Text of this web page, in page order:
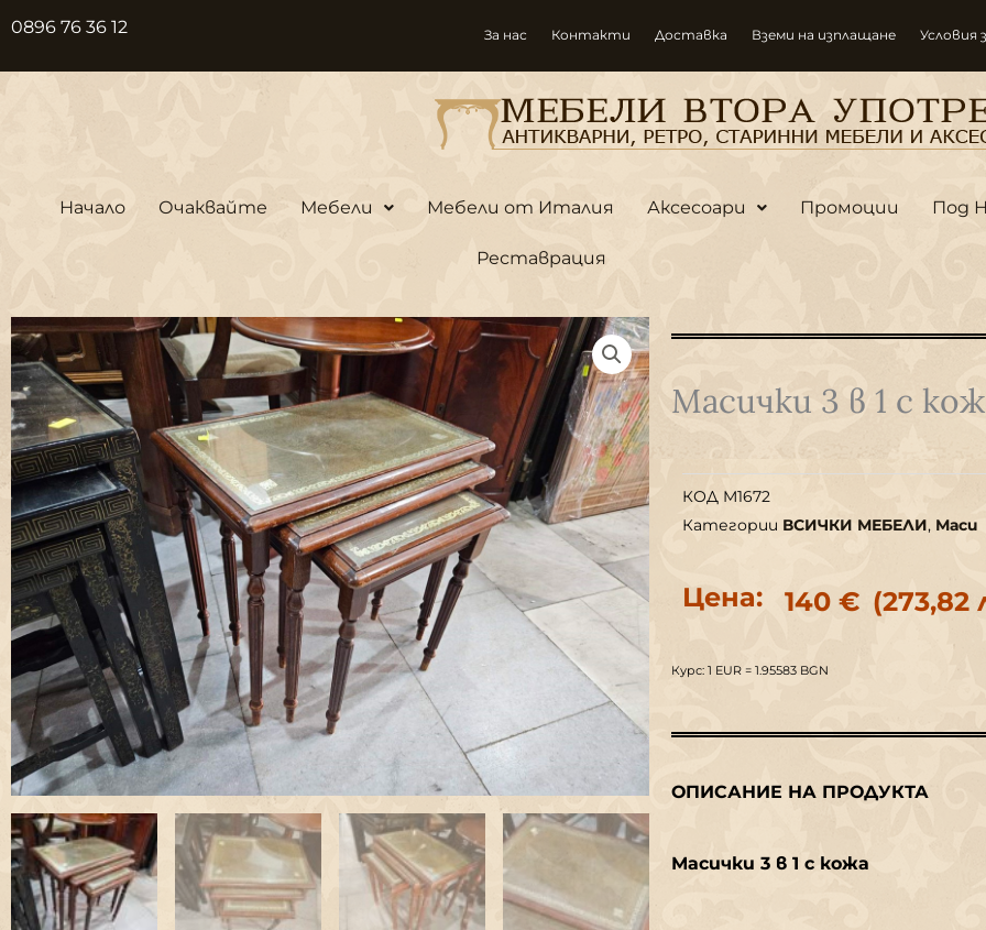
Skip
content
0896 76 36 12 За нас Контакти Доставка Вземи на изплащане Условия
Начало Очаквайте Мебели Мебели от Италия Аксесоари Промоции Под
Реставрация
Масички 3 в 1 с
КОД M1672
Категории ВСИЧКИ МЕБЕЛИ, Маси
Цена: 140 € (273,82
Курс: 1 EUR = 1.95583 BGN
ОПИСАНИЕ НА ПРОДУКТА
Масички 3 в 1 с кожа